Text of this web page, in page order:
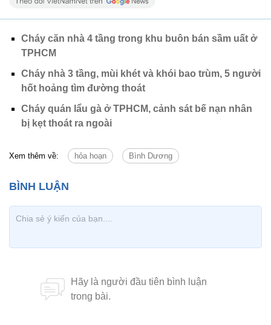
Cháy căn nhà 4 tầng trong khu buôn bán sầm uất ở
TPHCM
Cháy nhà 3 tầng, mùi khét và khói bao trùm, 5 người
hốt hoảng tìm đường thoát
Cháy quán lẩu gà ở TPHCM, cảnh sát bế nạn nhân
bị kẹt thoát ra ngoài
Xem thêm về: hỏa hoạn Bình Dương